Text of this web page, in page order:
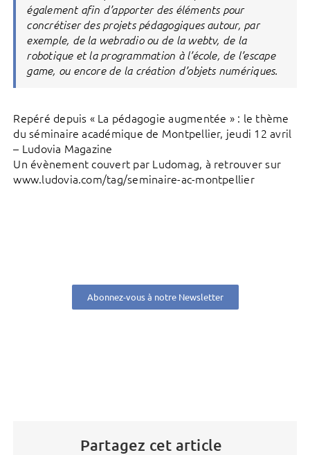
également afin d’apporter des éléments pour
concrétiser des projets pédagogiques autour, par
exemple, de la webradio ou de la webtv, de la
robotique et la programmation à l’école, de l’escape
game, ou encore de la création d’objets numériques.
Repéré depuis « La pédagogie augmentée » : le thème
du séminaire académique de Montpellier, jeudi 12 avril
– Ludovia Magazine
Un évènement couvert par Ludomag, à retrouver sur
www.ludovia.com/tag/seminaire-ac-montpellier
Abonnez-vous à notre Newsletter
Partagez cet article